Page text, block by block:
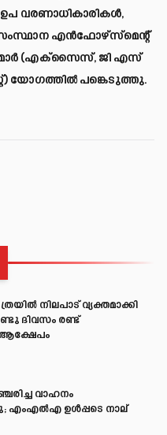
ഉപ വരണാധികാരികൾ,
സംസ്ഥാന എൻഫോഴ്സ്മെന്റ്
(എക്സൈസ്, ജി എസ്
യോഗത്തിൽ പങ്കെടുത്തു.
നിലപാട് വ്യക്തമാക്കി
ദിവസം രണ്ട്
ആക്ഷേപം
വാഹനം
എംഎല്‍എ ഉള്‍പ്പടെ നാല്